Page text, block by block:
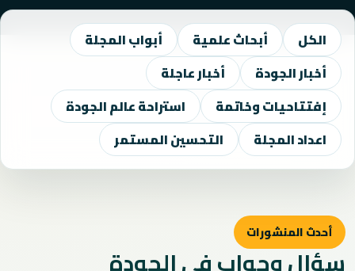
الكل أبحاث علمية
أبواب المجلة
أخبار الجودة
أخبار عاجلة
إفتتاحيات وخاتمة
استراحة عالم الجودة
اعداد المجلة
التحسين المستمر
أحدث المنشورات